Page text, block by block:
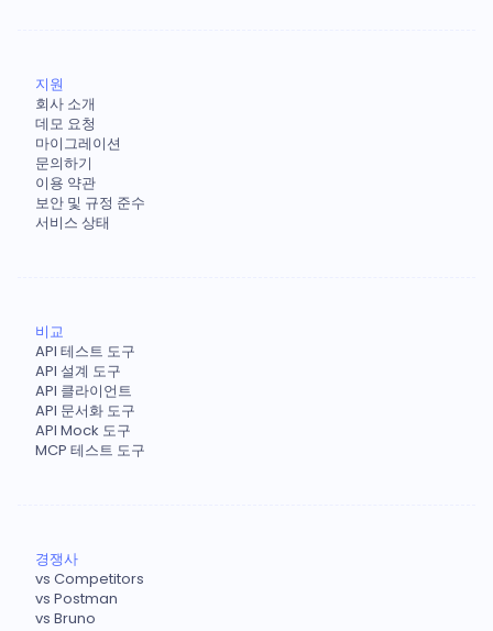
지원
회사 소개
데모 요청
마이그레이션
문의하기
이용 약관
보안 및 규정 준수
서비스 상태
비교
API 테스트 도구
API 설계 도구
API 클라이언트
API 문서화 도구
API Mock 도구
MCP 테스트 도구
경쟁사
vs Competitors
vs Postman
vs Bruno